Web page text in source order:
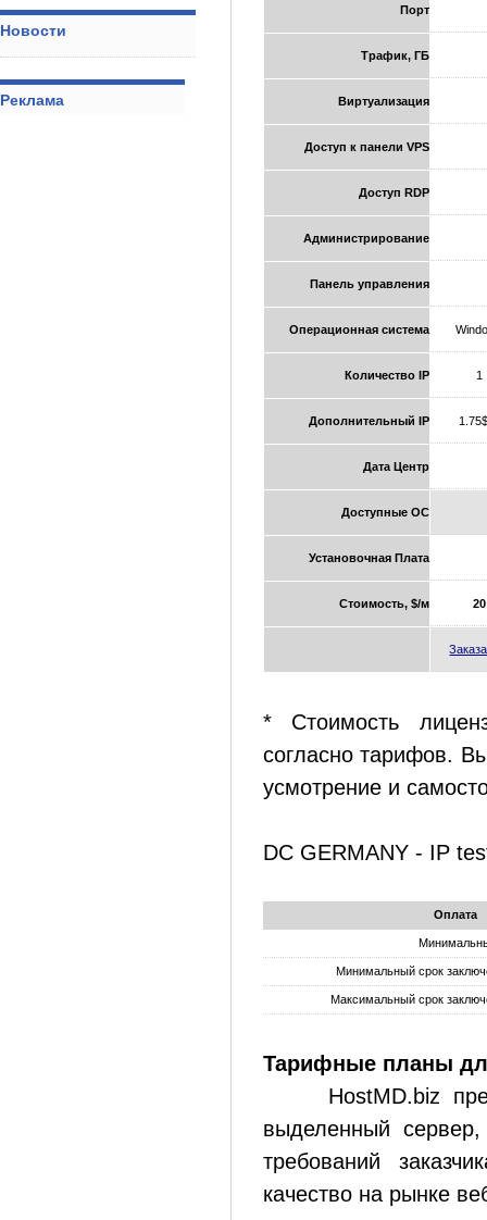
Порт
Трафик, ГБ
Виртуализация
Доступ к панели VPS
Доступ RDP
Администрирование
Панель управления
Операционная система
Количество IP 1
Дополнительный IP
Дата Центр
Доступные ОС
Установочная Плата
Стоимость, $/м 20
* Стоимость
согласно тарифов.
усмотрение и
DC GERMANY - IP
Оплата
Минимальный срок
Максимальный срок
Тарифные планы
HostMD.biz
выделенный
требований
качество на рынке
Новости
Реклама